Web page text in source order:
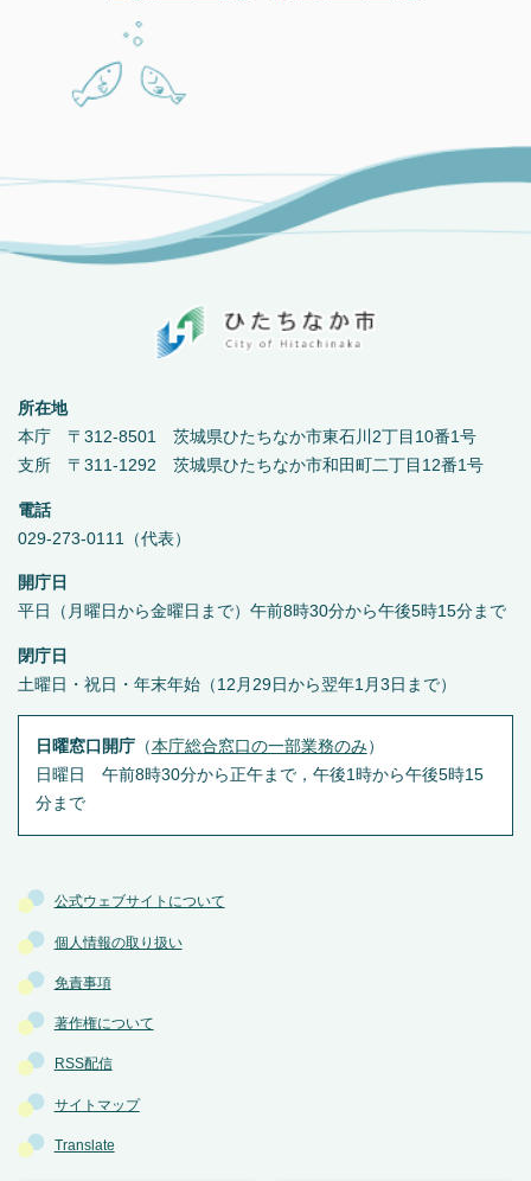
公式ウェブサイトについて
個人情報の取り扱い
免責事項
著作権について
RSS配信
サイトマップ
Translate
所在地
本庁 〒312-8501 茨城県ひたちなか市東石川2丁目10番1号
支所 〒311-1292 茨城県ひたちなか市和田町二丁目12番1号
電話
029-273-0111（代表）
開庁日
平日（月曜日から金曜日まで）午前8時30分から午後5時15分まで
閉庁日
土曜日・祝日・年末年始（12月29日から翌年1月3日まで）
日曜窓口開庁（本庁総合窓口の一部業務のみ ）
日曜日 午前8時30分から正午まで，午後1時から午後5時15
分まで